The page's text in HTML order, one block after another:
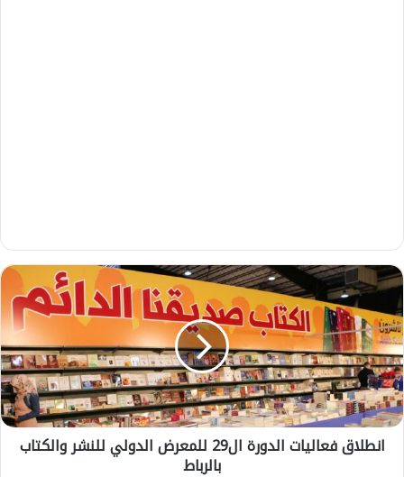
ا
ن
ط
ل
ا
ق
ف
ع
ا
انطلاق فعاليات الدورة ال29 للمعرض الدولي للنشر والكتاب
بالرباط